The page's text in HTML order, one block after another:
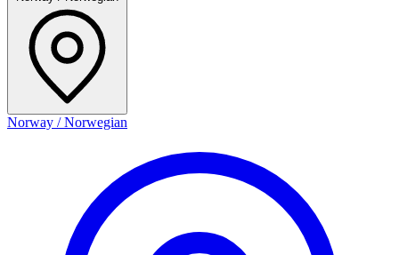
Norway / Norwegian